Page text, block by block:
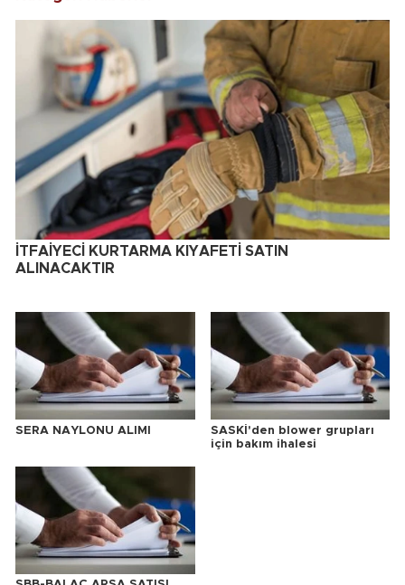
İTFAİYECİ KURTARMA KIYAFETİ SATIN
ALINACAKTIR
SERA NAYLONU ALIMI
SASKİ'den blower grupları
için bakım ihalesi